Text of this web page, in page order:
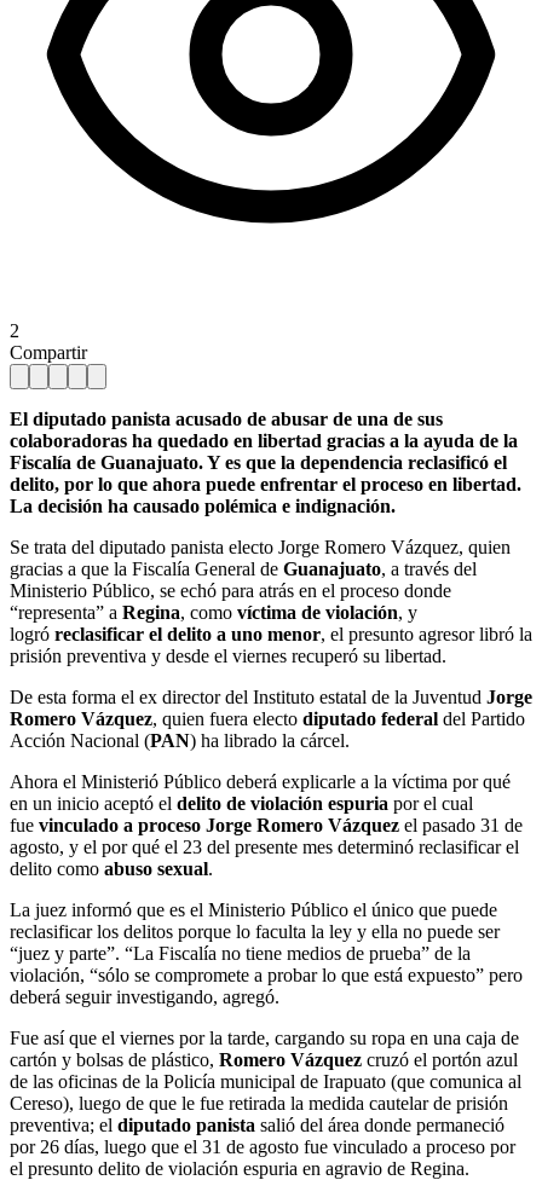
2
Compartir
El diputado panista acusado de abusar de una de sus
colaboradoras ha quedado en libertad gracias a la ayuda de la
Fiscalía de Guanajuato. Y es que la dependencia reclasificó el
delito, por lo que ahora puede enfrentar el proceso en libertad.
La decisión ha causado polémica e indignación.
Se trata del diputado panista electo Jorge Romero Vázquez, quien
gracias a que la Fiscalía General de Guanajuato, a través del
Ministerio Público, se echó para atrás en el proceso donde
“representa” a Regina, como víctima de violación, y
logró reclasificar el delito a uno menor, el presunto agresor libró la
prisión preventiva y desde el viernes recuperó su libertad.
De esta forma el ex director del Instituto estatal de la Juventud Jorge
Romero Vázquez, quien fuera electo diputado federal del Partido
Acción Nacional (PAN) ha librado la cárcel.
Ahora el Ministerió Público deberá explicarle a la víctima por qué
en un inicio aceptó el delito de violación espuria por el cual
fue vinculado a proceso Jorge Romero Vázquez el pasado 31 de
agosto, y el por qué el 23 del presente mes determinó reclasificar el
delito como abuso sexual.
La juez informó que es el Ministerio Público el único que puede
reclasificar los delitos porque lo faculta la ley y ella no puede ser
“juez y parte”. “La Fiscalía no tiene medios de prueba” de la
violación, “sólo se compromete a probar lo que está expuesto” pero
deberá seguir investigando, agregó.
Fue así que el viernes por la tarde, cargando su ropa en una caja de
cartón y bolsas de plástico, Romero Vázquez cruzó el portón azul
de las oficinas de la Policía municipal de Irapuato (que comunica al
Cereso), luego de que le fue retirada la medida cautelar de prisión
preventiva; el diputado panista salió del área donde permaneció
por 26 días, luego que el 31 de agosto fue vinculado a proceso por
el presunto delito de violación espuria en agravio de Regina.